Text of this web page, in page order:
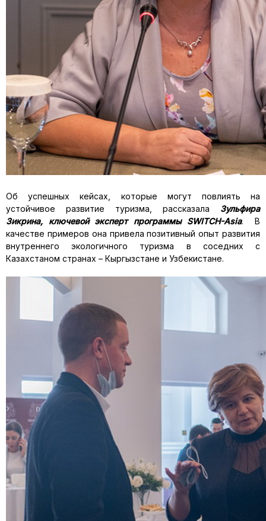
Об успешных кейсах, которые могут повлиять на
устойчивое развитие туризма, рассказала Зульфира
Зикрина, ключевой эксперт программы SWITCH-Asia. В
качестве примеров она привела позитивный опыт развития
внутреннего экологичного туризма в соседних с
Казахстаном странах – Кыргызстане и Узбекистане.